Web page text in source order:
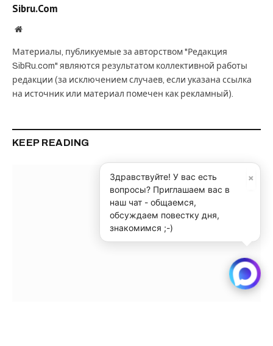
Sibru.Com
Website
Материалы, публикуемые за авторством "Редакция
SibRu.com" являются результатом коллективной работы
редакции (за исключением случаев, если указана ссылка
на источник или материал помечен как рекламный).
KEEP READING
×
Здравствуйте! У вас есть
вопросы? Приглашаем вас в
наш чат - общаемся,
обсуждаем повестку дня,
знакомимся ;-)